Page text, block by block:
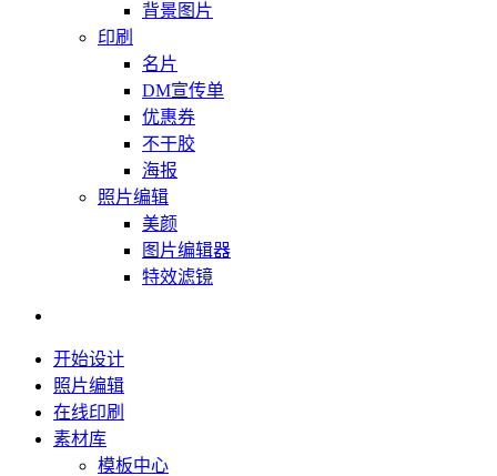
背景图片
印刷
名片
DM宣传单
优惠券
不干胶
海报
照片编辑
美颜
图片编辑器
特效滤镜
开始设计
照片编辑
在线印刷
素材库
模板中心